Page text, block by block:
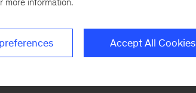
fins de promotions, de ventes ou
de reproductions personnalisées.
Accept All Cookies